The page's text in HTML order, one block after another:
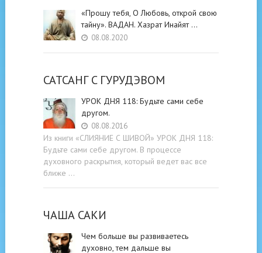
«Прошу тебя, О Любовь, открой свою
тайну». ВАДАН. Хазрат Инайят …
08.08.2020
САТСАНГ C ГУРУДЭВОМ
УРОК ДНЯ 118: Будьте cами cебе
другом.
08.08.2016
Из книги «СЛИЯНИЕ С ШИВОЙ» УРОК ДНЯ 118:
Будьте cами cебе другом. В процессе
духовного раскрытия, который ведет вас все
ближе …
ЧАША САКИ
Чем больше вы развиваетесь
духовно, тем дальше вы